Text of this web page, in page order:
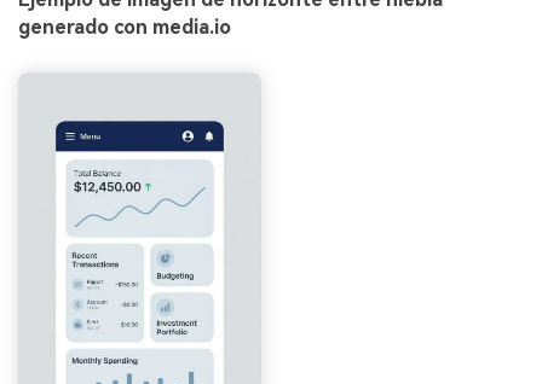
generado con media.io